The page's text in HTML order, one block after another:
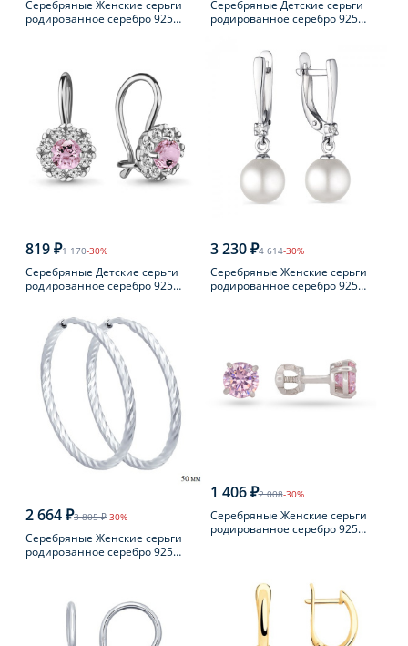
Серебряные Женские серьги
родированное серебро 925
Серебряные Детские серьги
родированное серебро 925
819 ₽1 170-30%
Серебряные Детские серьги
родированное серебро 925
3 230 ₽4 614-30%
Серебряные Женские серьги
родированное серебро 925
2 664 ₽3 805 ₽-30%
Серебряные Женские серьги
родированное серебро 925
1 406 ₽2 008-30%
Серебряные Женские серьги
родированное серебро 925